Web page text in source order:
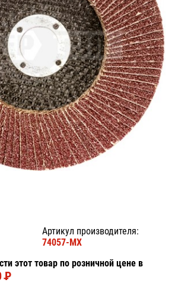
Артикул производителя:
74057-MX
этот товар по розничной цене в
PУБ.